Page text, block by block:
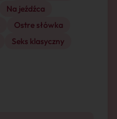
Na jeźdźca
Ostre słówka
Seks klasyczny